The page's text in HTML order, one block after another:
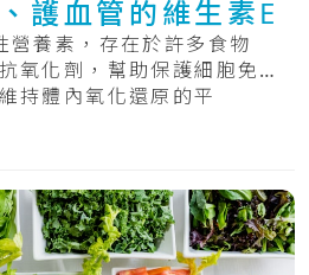
護血管的維生素E
營養素，存在於許多食物
氧化劑，幫助保護細胞免受
持體內氧化還原的平